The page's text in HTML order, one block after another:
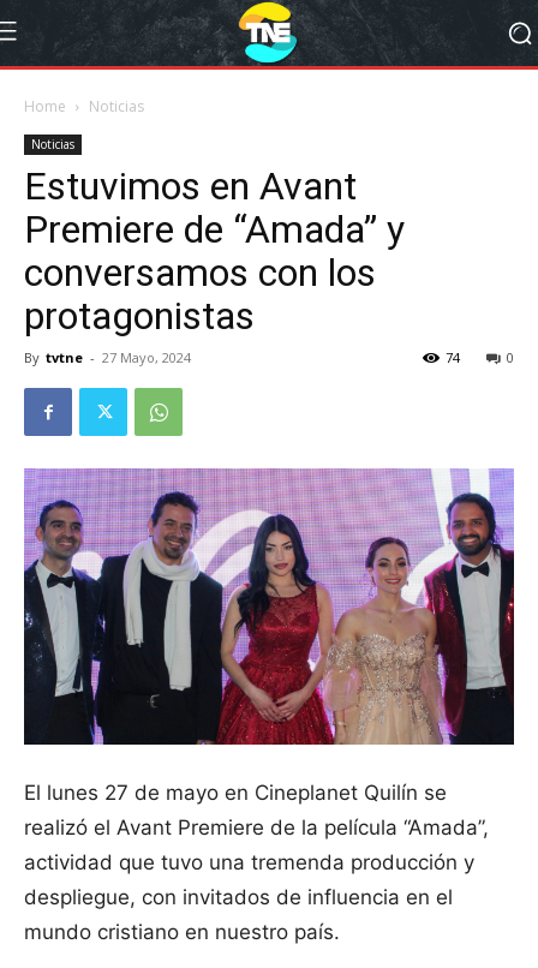
Home Noticias
Noticias
Estuvimos en Avant
Premiere de “Amada” y
conversamos con los
protagonistas
By tvtne - 27 Mayo, 2024 0
74
El lunes 27 de mayo en Cineplanet Quilín se
realizó el Avant Premiere de la película “Amada”,
actividad que tuvo una tremenda producción y
despliegue, con invitados de influencia en el
mundo cristiano en nuestro país.